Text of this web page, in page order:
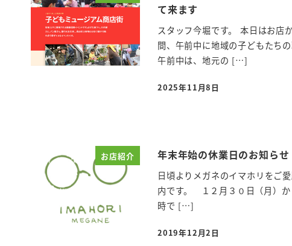
て来ます
スタッフ今堀です。 本日はお店
間、午前中に地域の子どもたち
午前中は、地元の […]
投稿日
2025年11月8日
お店紹介 年末年始の休業日のお知らせ
日頃よりメガネのイマホリをご
内です。 １２月３０日（月）か
時で […]
投稿日
2019年12月2日